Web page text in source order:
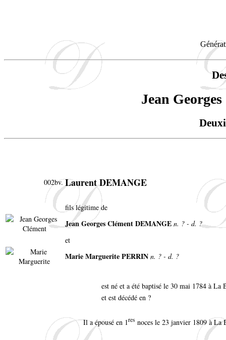
Jean
002bv. Laurent DEMANGE
fils légitime de
Jean Georges Clément DEMANGE n. ? - d. ?
et
Marie Marguerite PERRIN n. ? - d. ?
est né et a été baptisé le 30 mai 1784 à La
et est décédé en ?
Il a épousé en 1res noces le 23 janvier 1809 à La